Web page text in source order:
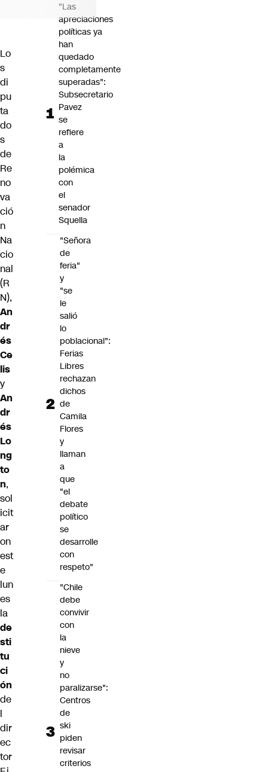
Lo
s
di
pu
ta
do
s
de
Re
no
va
ció
n
Na
cio
nal
(R
N),
An
dr
és
Ce
lis
y
An
dr
és
Lo
ng
to
n,
sol
icit
ar
on
est
e
lun
es
la
de
sti
tu
ci
ón
de
l
dir
ec
tor
"Las
apreciaciones
políticas ya
han
quedado
completamente
superadas":
Subsecretario
Pavez
se
refiere
a
la
polémica
con
el
senador
Squella
"Señora
de
feria"
y
"se
le
salió
lo
poblacional":
Ferias
Libres
rechazan
dichos
de
Camila
Flores
y
llaman
a
que
"el
debate
político
se
desarrolle
con
respeto"
"Chile
debe
convivir
con
la
nieve
y
no
paralizarse":
Centros
de
ski
piden
revisar
criterios